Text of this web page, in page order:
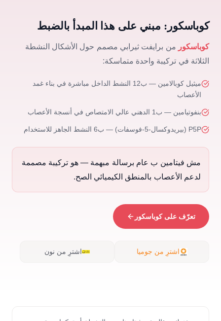
كوباسكور: مبني على هذا المبدأ بالضبط
كوباسكور من برايفت ثيرابي مصمم حول الأشكال النشطة
الثلاثة في تركيبة واحدة متماسكة:
ميثيل كوبالامين — ب12 النشط الداخل مباشرة في بناء غمد
الأعصاب
بنفوتيامين — ب1 الدهني عالي الامتصاص في أنسجة الأعصاب
P5P (بيريدوكسال-5-فوسفات) — ب6 النشط الجاهز للاستخدام
مش فيتامين ب عام برسالة مبهمة — هو تركيبة مصممة
لدعم الأعصاب بالمنطق الكيميائي الصح.
تعرّف على كوباسكور
اشترِ من جوميا اشترِ من نون